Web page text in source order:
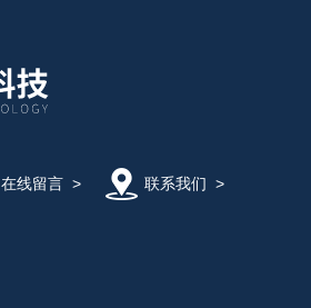
在线留言> 联系我们 >